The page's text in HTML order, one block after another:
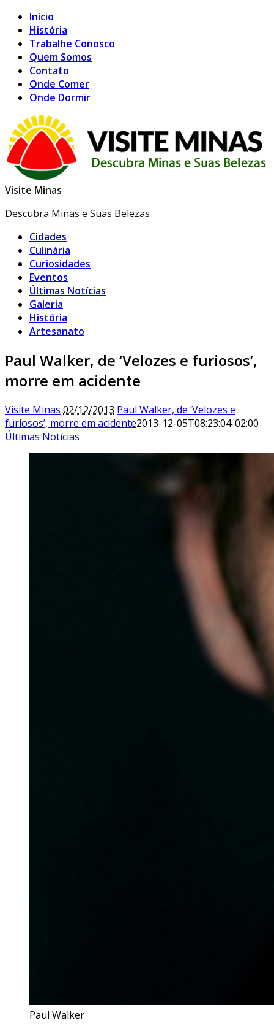
Início
História
Trabalhe Conosco
Quem Somos
Contato
Onde Comer
Onde Dormir
Visite Minas
Descubra Minas e Suas Belezas
Cidades
Culinária
Curiosidades
Eventos
Últimas Notícias
Galeria
História
Artesanato
Paul Walker, de ‘Velozes e furiosos’,
morre em acidente
Visite Minas 02/12/2013 Paul Walker, de ‘Velozes e
furiosos’, morre em acidente2013-12-05T08:23:04-02:00
Últimas Notícias
Paul Walker